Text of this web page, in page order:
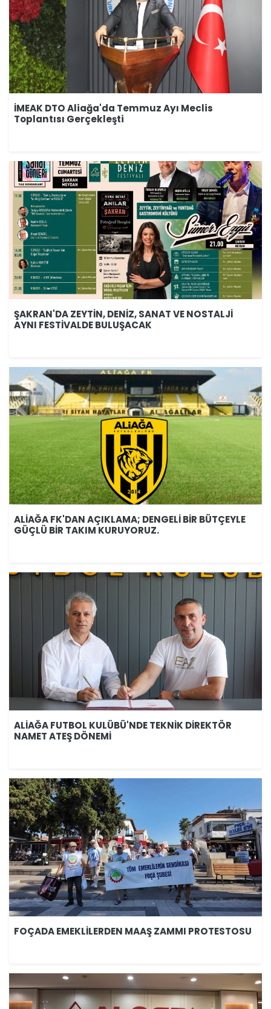
İMEAK DTO Aliağa'da Temmuz Ayı Meclis
Toplantısı Gerçekleşti
ŞAKRAN'DA ZEYTİN, DENİZ, SANAT VE NOSTALJİ
AYNI FESTİVALDE BULUŞACAK
ALİAĞA FK'DAN AÇIKLAMA; DENGELİ BİR BÜTÇEYLE
GÜÇLÜ BİR TAKIM KURUYORUZ.
ALİAĞA FUTBOL KULÜBÜ'NDE TEKNİK DİREKTÖR
NAMET ATEŞ DÖNEMİ
FOÇADA EMEKLİLERDEN MAAŞ ZAMMI PROTESTOSU